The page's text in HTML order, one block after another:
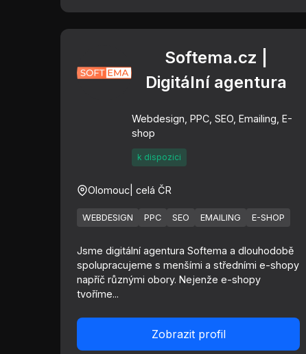
Softema.cz |
Digitální agentura
Webdesign, PPC, SEO, Emailing, E-
shop
k dispozici
Olomouc | celá ČR
WEBDESIGN PPC SEO EMAILING E-SHOP
Jsme digitální agentura Softema a dlouhodobě
spolupracujeme s menšími a středními e-shopy
napříč různými obory. Nejenže e-shopy
tvoříme...
Zobrazit profil